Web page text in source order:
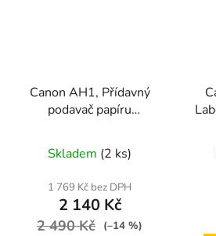
Canon AH1, Přídavný
podavač papíru
Skladem (2 ks)
1 769 Kč bez DPH
2 140 Kč
2 490 Kč (–14 %)